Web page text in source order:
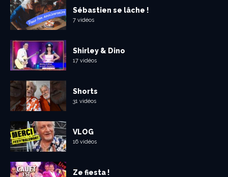
Sébastien se lâche !
7 vidéos
Shirley & Dino
17 vidéos
Shorts
31 vidéos
VLOG
16 vidéos
Ze fiesta !